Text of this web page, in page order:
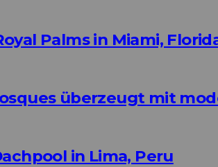
Palms in Miami,
überzeugt mit
in Lima, Peru